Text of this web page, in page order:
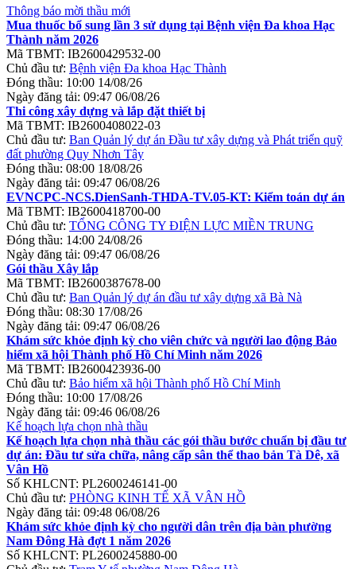
Thông báo mời thầu mới
Mua thuốc bổ sung lần 3 sử dụng tại Bệnh viện Đa khoa Hạc
Thành năm 2026
Mã TBMT: IB2600429532-00
Chủ đầu tư: Bệnh viện Đa khoa Hạc Thành
Đóng thầu: 10:00 14/08/26
Ngày đăng tải: 09:47 06/08/26
Thi công xây dựng và lắp đặt thiết bị
Mã TBMT: IB2600408022-03
Chủ đầu tư: Ban Quản lý dự án Đầu tư xây dựng và Phát triển quỹ
đất phường Quy Nhơn Tây
Đóng thầu: 08:00 18/08/26
Ngày đăng tải: 09:47 06/08/26
EVNCPC-NCS.DienSanh-THDA-TV.05-KT: Kiểm toán dự án
Mã TBMT: IB2600418700-00
Chủ đầu tư: TỔNG CÔNG TY ĐIỆN LỰC MIỀN TRUNG
Đóng thầu: 14:00 24/08/26
Ngày đăng tải: 09:47 06/08/26
Gói thầu Xây lắp
Mã TBMT: IB2600387678-00
Chủ đầu tư: Ban Quản lý dự án đầu tư xây dựng xã Bà Nà
Đóng thầu: 08:30 17/08/26
Ngày đăng tải: 09:47 06/08/26
Khám sức khỏe định kỳ cho viên chức và người lao động Bảo
hiểm xã hội Thành phố Hồ Chí Minh năm 2026
Mã TBMT: IB2600423936-00
Chủ đầu tư: Bảo hiểm xã hội Thành phố Hồ Chí Minh
Đóng thầu: 10:00 17/08/26
Ngày đăng tải: 09:46 06/08/26
Kế hoạch lựa chọn nhà thầu
Kế hoạch lựa chọn nhà thầu các gói thầu bước chuẩn bị đầu tư
dự án: Đầu tư sửa chữa, nâng cấp sân thể thao bản Tà Dê, xã
Vân Hồ
Số KHLCNT: PL2600246141-00
Chủ đầu tư: PHÒNG KINH TẾ XÃ VÂN HỒ
Ngày đăng tải: 09:48 06/08/26
Khám sức khỏe định kỳ cho người dân trên địa bàn phường
Nam Đông Hà đợt 1 năm 2026
Số KHLCNT: PL2600245880-00